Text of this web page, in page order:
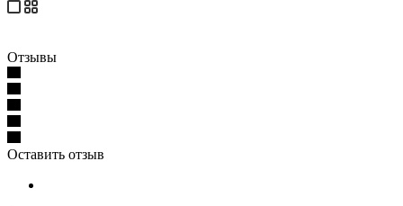
Отзывы
Оставить отзыв